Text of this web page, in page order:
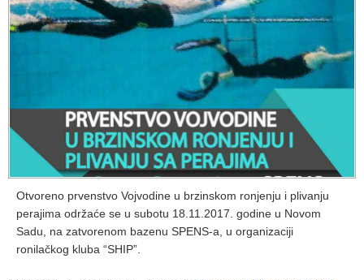
Otvoreno prvenstvo Vojvodine u brzinskom ronjenju i plivanju
perajima održaće se u subotu 18.11.2017. godine u Novom
Sadu, na zatvorenom bazenu SPENS-a, u organizaciji
ronilačkog kluba “SHIP”.